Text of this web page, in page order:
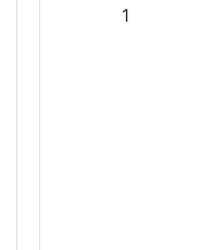
1